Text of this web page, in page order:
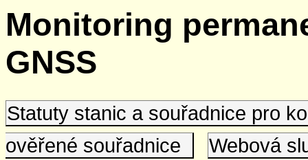
Monitoring
GNSS
Statuty stanic a souřadnice pro
ověřené souřadnice
Webová